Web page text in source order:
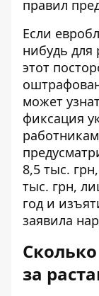
правил
Если
нибудь для
этот
может
фиксация
8,5 тыс.
тыс. грн,
год и
заявила
за